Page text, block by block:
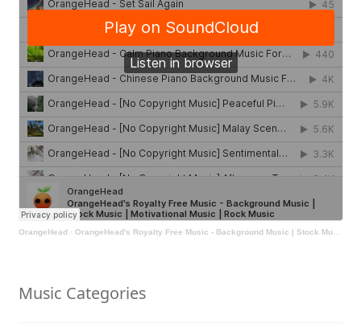
OrangeHead · OrangeHead's Royalty Free Music - Background Music | Stock Music | Motivational Music | Rock Music
Music Categories